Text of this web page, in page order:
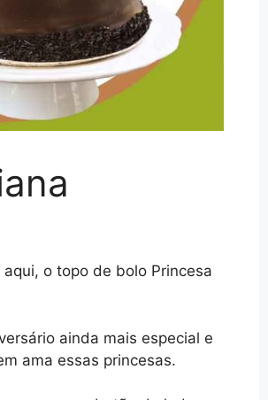
o topo de bolo Princesa
ainda mais especial e
ama essas princesas.